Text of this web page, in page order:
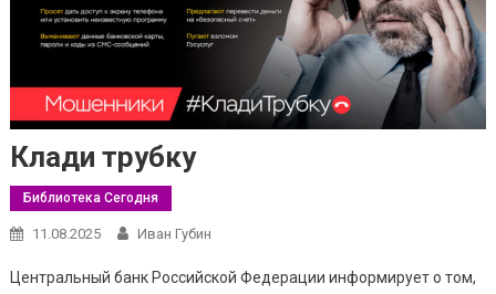
Клади трубку
Библиотека Сегодня
11.08.2025 Иван Губин
Центральный банк Российской Федерации информирует о том,